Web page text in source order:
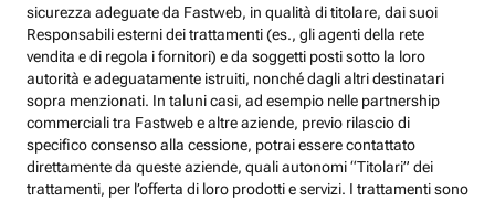
sicurezza adeguate da Fastweb, in qualità di titolare, dai suoi
Responsabili esterni dei trattamenti (es., gli agenti della rete
vendita e di regola i fornitori) e da soggetti posti sotto la loro
autorità e adeguatamente istruiti, nonché dagli altri destinatari
sopra menzionati. In taluni casi, ad esempio nelle partnership
commerciali tra Fastweb e altre aziende, previo rilascio di
specifico consenso alla cessione, potrai essere contattato
direttamente da queste aziende, quali autonomi “Titolari” dei
trattamenti, per l’offerta di loro prodotti e servizi. I trattamenti sono